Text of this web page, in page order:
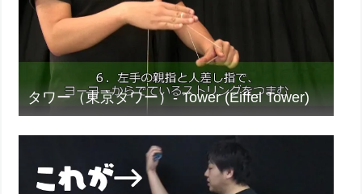
タワー（東京タワー）- Tower (Eiffel Tower)